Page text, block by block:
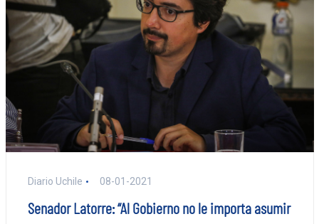
Diario Uchile 08-01-2021
Senador Latorre: “Al Gobierno no le importa asumir